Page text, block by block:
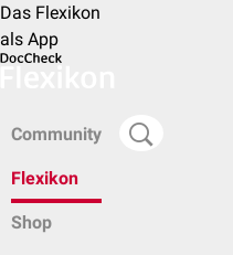
Das Flexikon
als App
Community
Flexikon
Shop